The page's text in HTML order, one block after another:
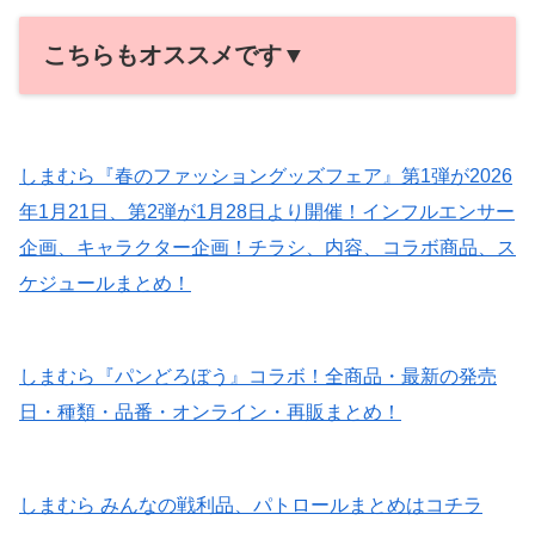
こちらもオススメです▼
しまむら『春のファッショングッズフェア』第1弾が2026
年1月21日、第2弾が1月28日より開催！インフルエンサー
企画、キャラクター企画！チラシ、内容、コラボ商品、ス
ケジュールまとめ！
しまむら『パンどろぼう』コラボ！全商品・最新の発売
日・種類・品番・オンライン・再販まとめ！
しまむら みんなの戦利品、パトロールまとめはコチラ